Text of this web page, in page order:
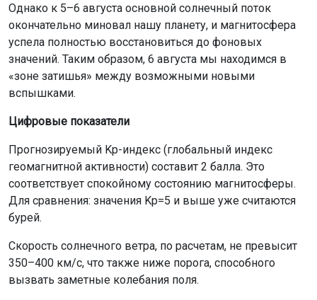
Однако к 5–6 августа основной солнечный поток
окончательно миновал нашу планету, и магнитосфера
успела полностью восстановиться до фоновых
значений. Таким образом, 6 августа мы находимся в
«зоне затишья» между возможными новыми
вспышками.
Цифровые показатели
Прогнозируемый Kp-индекс (глобальный индекс
геомагнитной активности) составит 2 балла. Это
соответствует спокойному состоянию магнитосферы.
Для сравнения: значения Kp=5 и выше уже считаются
бурей.
Скорость солнечного ветра, по расчетам, не превысит
350–400 км/с, что также ниже порога, способного
вызвать заметные колебания поля.